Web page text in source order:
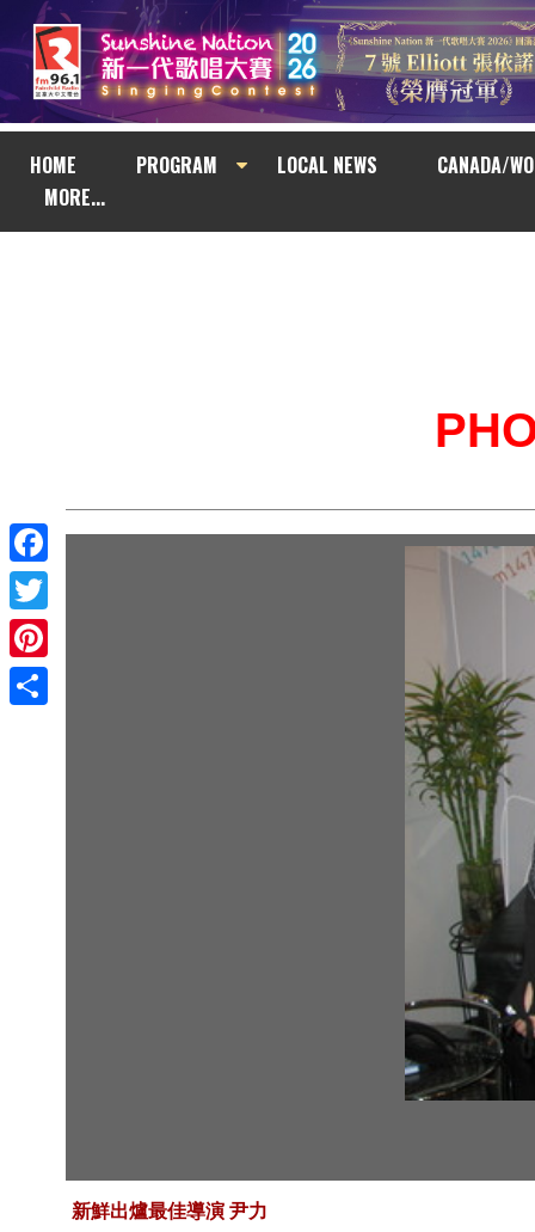
HOME PROGRAM LOCAL NEWS
CANADA/
MORE...
Facebook
Twitter
Pinterest
新鮮出爐最佳導演 尹力